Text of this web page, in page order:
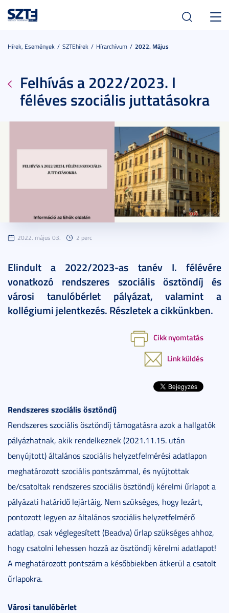
Hírek, Események SZTEhírek Hírarchívum 2022. Május
Felhívás a 2022/2023. I
féléves szociális juttatásokra
2022. május 03. 2 perc
Elindult a 2022/2023-as tanév I. félévére
vonatkozó rendszeres szociális ösztöndíj és
városi tanulóbérlet pályázat, valamint a
kollégiumi jelentkezés. Részletek a cikkünkben.
Cikk nyomtatás
Link küldés
Rendszeres szociális ösztöndíj
Rendszeres szociális ösztöndíj támogatásra azok a hallgatók
pályázhatnak, akik rendelkeznek (2021.11.15. után
benyújtott) általános szociális helyzetfelmérési adatlapon
meghatározott szociális pontszámmal, és nyújtottak
be/csatoltak rendszeres szociális ösztöndíj kérelmi űrlapot a
pályázati határidő lejártáig. Nem szükséges, hogy lezárt,
pontozott legyen az általános szociális helyzetfelmérő
adatlap, csak véglegesített (Beadva) űrlap szükséges ahhoz,
hogy csatolni lehessen hozzá az ösztöndíj kérelmi adatlapot!
A meghatározott pontszám a későbbiekben átkerül a csatolt
űrlapokra.
Városi tanulóbérlet